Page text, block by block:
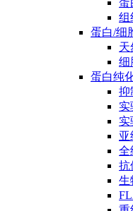
蛋
组
蛋白/细
天
细
蛋白纯
抑
实
实
亚
全
抗
生